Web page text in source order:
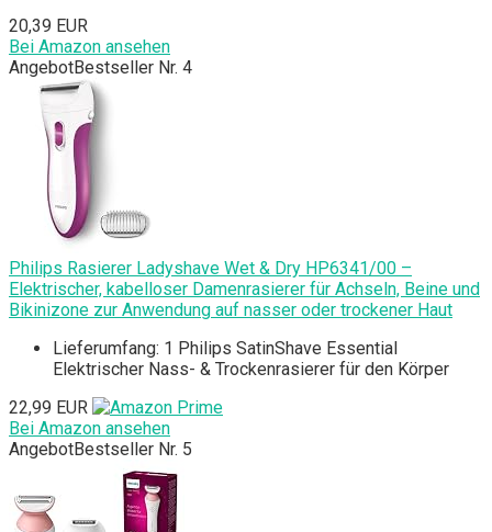
20,39 EUR
Bei Amazon ansehen
AngebotBestseller Nr. 4
Philips Rasierer Ladyshave Wet & Dry HP6341/00 –
Elektrischer, kabelloser Damenrasierer für Achseln, Beine und
Bikinizone zur Anwendung auf nasser oder trockener Haut
Lieferumfang: 1 Philips SatinShave Essential
Elektrischer Nass- & Trockenrasierer für den Körper
22,99 EUR
Bei Amazon ansehen
AngebotBestseller Nr. 5